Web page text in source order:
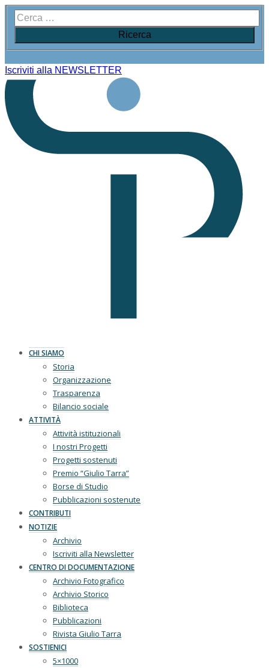
Iscriviti alla NEWSLETTER
CHI SIAMO
Storia
Organizzazione
Trasparenza
Bilancio sociale
ATTIVITÀ
Attività istituzionali
I nostri Progetti
Progetti sostenuti
Premio “Giulio Tarra”
Borse di Studio
Pubblicazioni sostenute
CONTRIBUTI
NOTIZIE
Archivio
Iscriviti alla Newsletter
CENTRO DI DOCUMENTAZIONE
Archivio Fotografico
Archivio Storico
Biblioteca
Pubblicazioni
Rivista Giulio Tarra
SOSTIENICI
5×1000